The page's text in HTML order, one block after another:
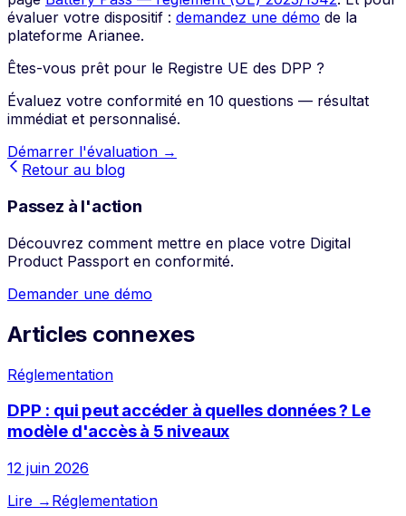
évaluer votre dispositif : demandez une démo de la
plateforme Arianee.
Êtes-vous prêt pour le Registre UE des DPP ?
Évaluez votre conformité en 10 questions — résultat
immédiat et personnalisé.
Démarrer l'évaluation →
Retour au blog
Passez à l'action
Découvrez comment mettre en place votre Digital
Product Passport en conformité.
Demander une démo
Articles connexes
Réglementation
DPP : qui peut accéder à quelles données ? Le
modèle d'accès à 5 niveaux
12 juin 2026
Lire → Réglementation